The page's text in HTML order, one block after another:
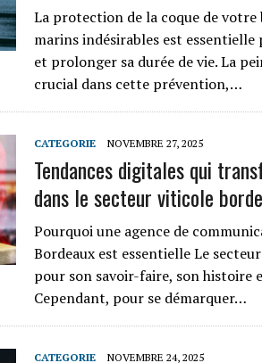
La protection de la coque de
marins indésirables est
et prolonger sa durée de vie. La
crucial dans cette prévention,…
CATEGORIE NOVEMBRE 27, 2025
Tendances digitales qui
dans le secteur viticole
Pourquoi une agence de
Bordeaux est essentielle Le
pour son savoir-faire, son histoire
Cependant, pour se démarquer…
CATEGORIE NOVEMBRE 24, 2025